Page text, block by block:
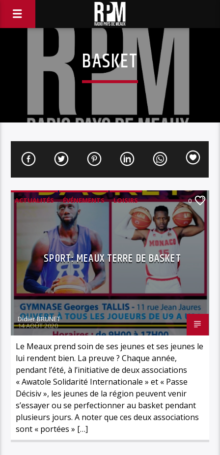
BASKET
ACTUALITÉS ÉVÉNEMENTS
LOISIRS
0
SPORT: MEAUX TERRE DE BASKET
Didier BRUNET
14 AOÛT 2020
Le Meaux prend soin de ses jeunes et ses jeunes le
lui rendent bien. La preuve ? Chaque année,
pendant l’été, à l’initiative de deux associations
« Awatole Solidarité Internationale » et « Passe
Décisiv », les jeunes de la région peuvent venir
s’essayer ou se perfectionner au basket pendant
plusieurs jours. A noter que ces deux associations
sont « portées » […]